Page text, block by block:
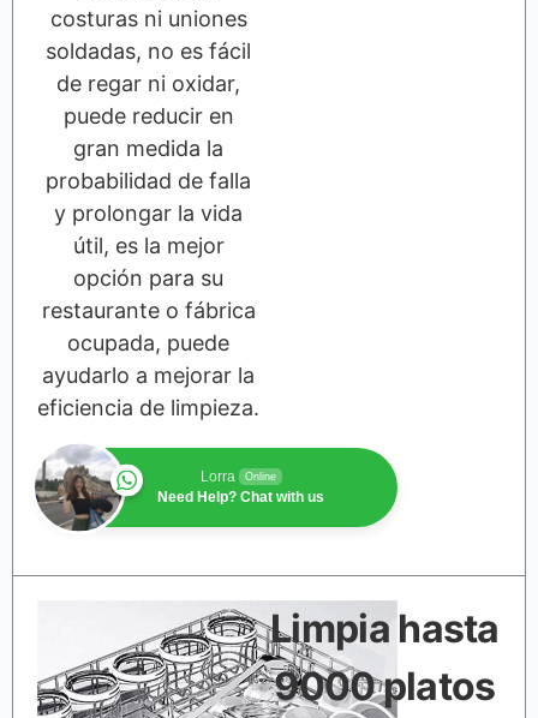
costuras ni uniones
soldadas, no es fácil
de regar ni oxidar,
puede reducir en
gran medida la
probabilidad de falla
y prolongar la vida
útil, es la mejor
opción para su
restaurante o fábrica
ocupada, puede
ayudarlo a mejorar la
eficiencia de limpieza.
Lorra Online
Need Help? Chat with us
Limpia hasta
9000 platos